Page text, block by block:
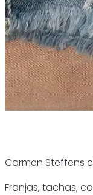
Carmen Steffens
Franjas, tachas,